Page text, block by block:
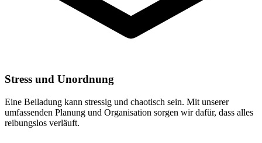
Stress und Unordnung
Eine Beiladung kann stressig und chaotisch sein. Mit unserer
umfassenden Planung und Organisation sorgen wir dafür, dass alles
reibungslos verläuft.